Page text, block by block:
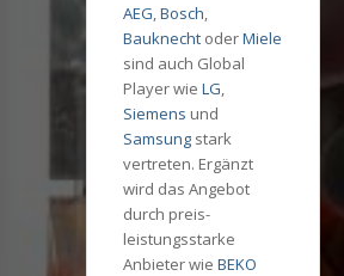
AEG,Bosch,
Bauknecht oderMiele
sind auch Global
Player wieLG,
Siemens und
Samsung stark
vertreten. Ergänzt
wird das Angebot
durch preis-
leistungsstarke
Anbieter wieBEKO